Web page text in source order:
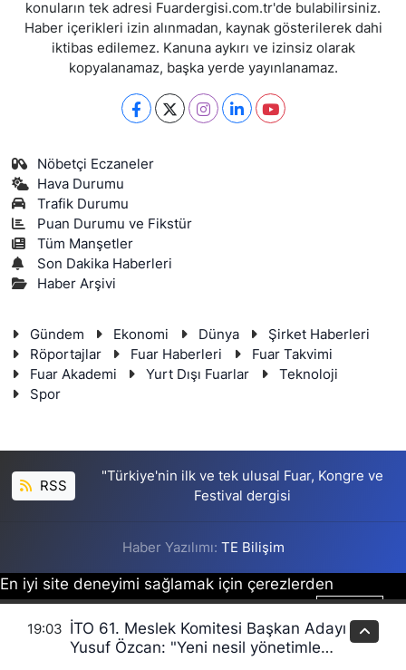
konuların tek adresi Fuardergisi.com.tr'de bulabilirsiniz.
Haber içerikleri izin alınmadan, kaynak gösterilerek dahi
iktibas edilemez. Kanuna aykırı ve izinsiz olarak
kopyalanamaz, başka yerde yayınlanamaz.
Nöbetçi Eczaneler
Hava Durumu
Trafik Durumu
Puan Durumu ve Fikstür
Tüm Manşetler
Son Dakika Haberleri
Haber Arşivi
Gündem Ekonomi Dünya
Şirket Haberleri
Röportajlar
Fuar Haberleri
Fuar Takvimi
Fuar Akademi
Yurt Dışı Fuarlar
Teknoloji
Spor
RSS
"Türkiye'nin ilk ve tek ulusal Fuar, Kongre ve
Festival dergisi
Haber Yazılımı: TE Bilişim
En iyi site deneyimi sağlamak için çerezlerden
faydalanıyoruz. Detaylar için lütfen tıklayın. Tamam
19:03 İTO 61. Meslek Komitesi Başkan Adayı
Yusuf Özcan: "Yeni nesil yönetimle